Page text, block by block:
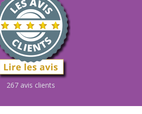
267 avis clients